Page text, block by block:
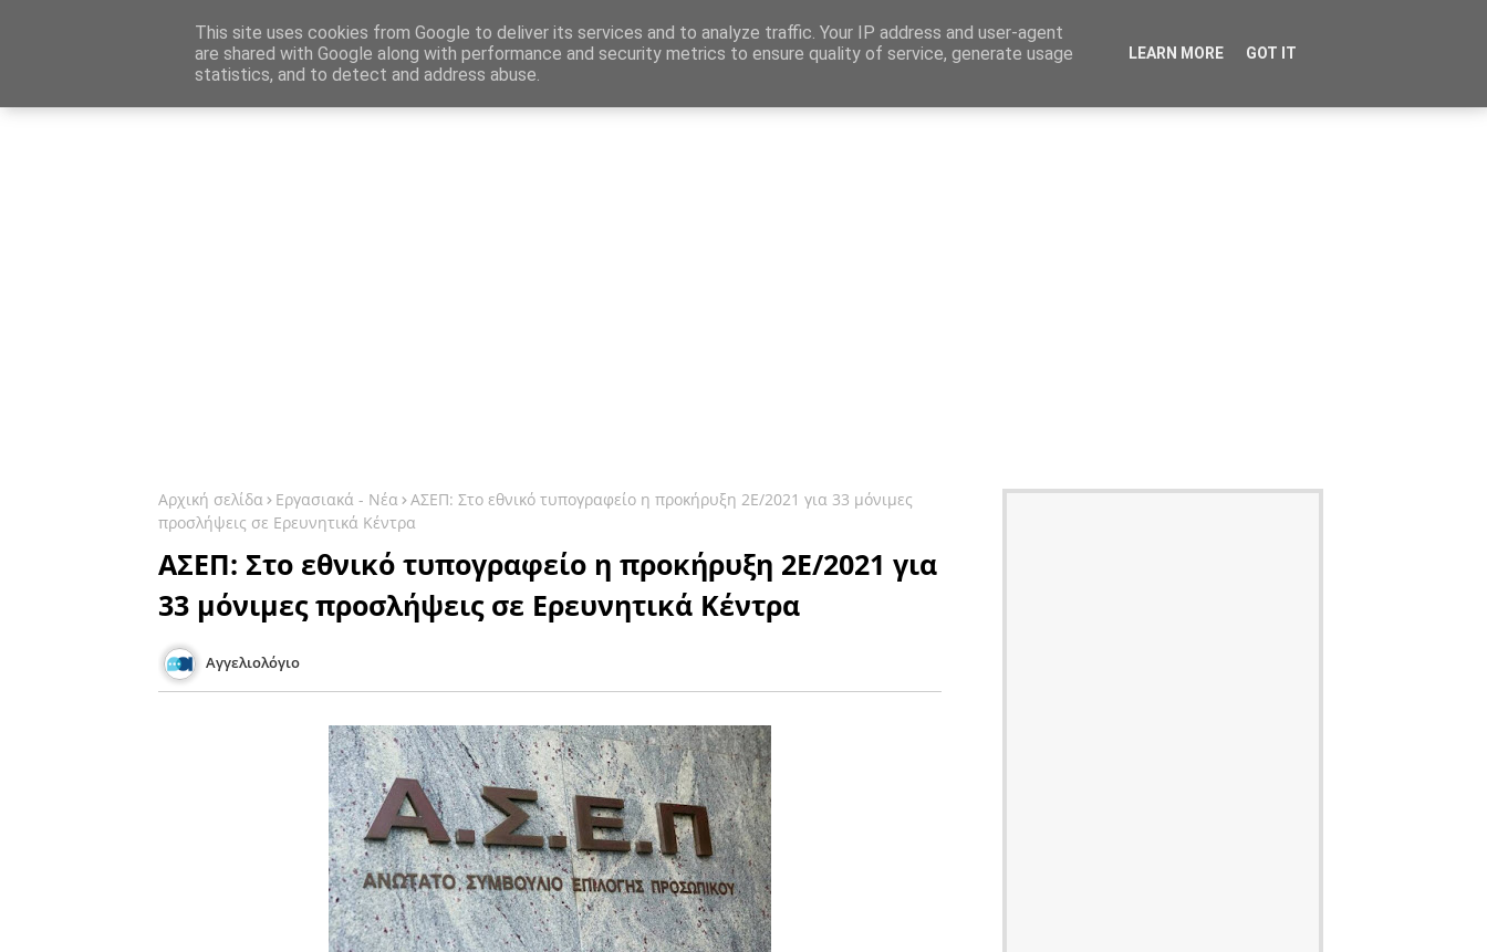
Καταχώρηση Αγγελίας Επικοινωνία Site Map
Ενημέρωση Αγγελίες Εργασίας
Αρχική σελίδα Εργασιακά - Νέα ΑΣΕΠ: Στο εθνικό τυπογραφείο η προκήρυξη 2Ε/2021 για 33 μόνιμες
προσλήψεις σε Ερευνητικά Κέντρα
ΑΣΕΠ: Στο εθνικό τυπογραφείο η προκήρυξη 2Ε/2021 για
33 μόνιμες προσλήψεις σε Ερευνητικά Κέντρα
Αγγελιολόγιο
This site uses cookies from Google to deliver its services and to analyze traffic. Your IP address and user-agent
are shared with Google along with performance and security metrics to ensure quality of service, generate usage
statistics, and to detect and address abuse.
LEARN MORE GOT IT